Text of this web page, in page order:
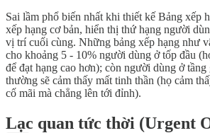
Sai lầm phổ biến nhất khi thiết kế Bảng xếp
xếp hạng cơ bản, hiển thị thứ hạng người
vị trí cuối cùng. Những bảng xếp hạng như
cho khoảng 5 - 10% người dùng ở tốp đầu
để đạt hạng cao hơn); còn người dùng ở
thường sẽ cảm thấy mất tinh thần (họ cảm
cố mãi mà chẳng lên tới đỉnh).
Lạc quan tức thời (Urgent